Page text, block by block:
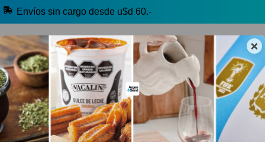
×
Envíos sin cargo desde u$d 60.-
🔥 Alfajores y Golosinas
🧉 Clásicos argentinos 🏷️ Todas las categorías